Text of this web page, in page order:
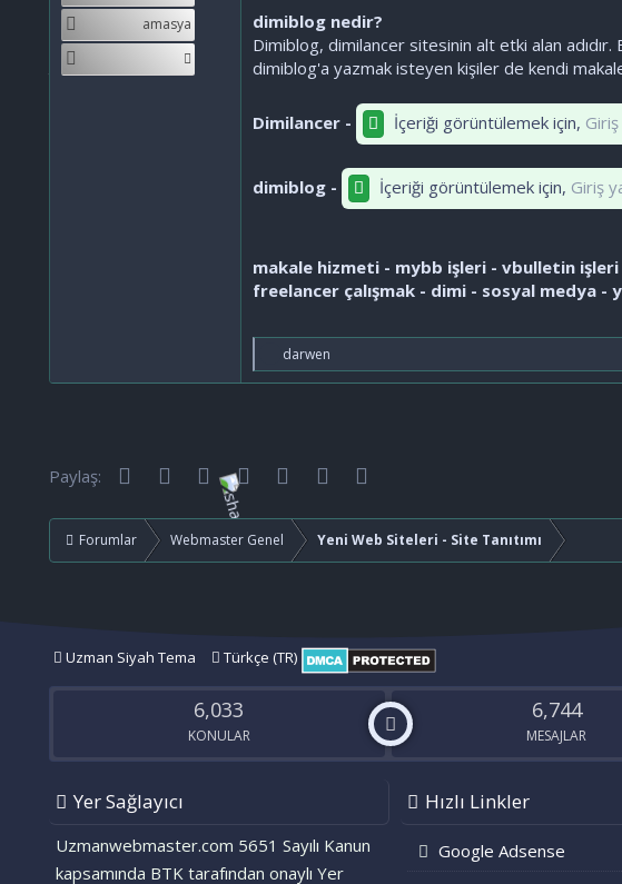
amasya
dimiblog nedir?
Dimiblog, dimilancer sitesinin alt etki alan
dimiblog'a yazmak isteyen kişiler de kendi
Dimilancer - İçeriği görüntülemek için,
dimiblog - İçeriği görüntülemek için, Giriş
makale hizmeti - mybb işleri - vbulletin
freelancer çalışmak - dimi - sosyal medya
T
e
p
darwen
Paylaş: FacebookTwitterReddit Pinterest
Tumblr WhatsApp
Forumlar Webmaster Genel Yeni Web Siteleri - Site Tanıtımı
Uzman Siyah Tema Türkçe (TR)
6,033
KONULAR
6,744
MESAJLAR
Yer Sağlayıcı
Uzmanwebmaster.com 5651 Sayılı Kanun
kapsamında BTK tarafından onaylı Yer
Hızlı Linkler
Google Adsense